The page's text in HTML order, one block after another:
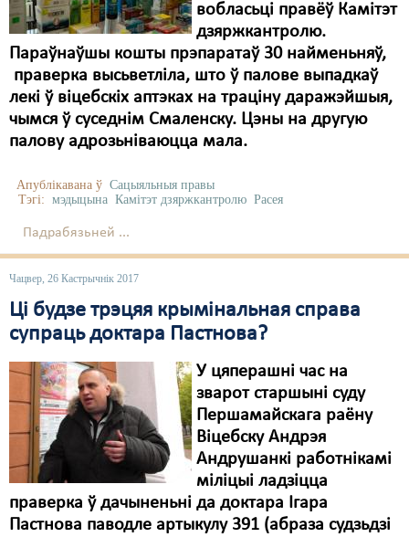
вобласьці правёў Камітэт
дзяржкантролю.
Параўнаўшы кошты прэпаратаў 30 найменьняў,
праверка высьветліла, што ў палове выпадкаў
лекі ў віцебскіх аптэках на траціну даражэйшыя,
чымся ў суседнім Смаленску. Цэны на другую
палову адрозьніваюцца мала.
Апублікавана ў Сацыяльныя правы
Тэгі: мэдыцына Камітэт дзяржкантролю Расея
Падрабязьней ...
Чацвер, 26 Кастрычнік 2017
Ці будзе трэцяя крымінальная справа
супраць доктара Пастнова?
У цяперашні час на
зварот старшыні суду
Першамайскага раёну
Віцебску Андрэя
Андрушанкі работнікамі
міліцыі ладзіцца
праверка ў дачыненьні да доктара Ігара
Пастнова паводле артыкулу 391 (абраза судзьдзі